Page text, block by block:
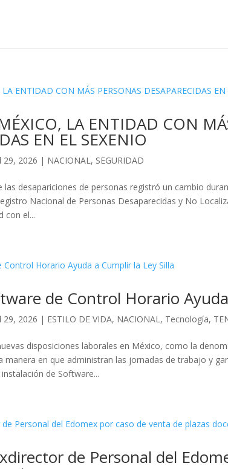
LA ENTIDAD CON
EN EL SEXENIO
29, 2026 | NACIONAL, SEGURIDAD
las desapariciones de personas registró un cambio
Nacional de Personas Desaparecidas y No
con el...
de Control Horario
29, 2026 | ESTILO DE VIDA, NACIONAL, Tecnología,
disposiciones laborales en México, como la
manera en que administran las jornadas de trabajo y
de Software...
de Personal del